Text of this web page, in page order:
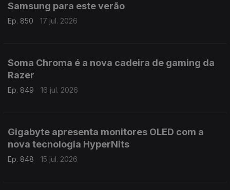
Samsung para este verão
Ep. 850 17 jul. 2026
Soma Chroma é a nova cadeira de gaming da
Razer
Ep. 849 16 jul. 2026
Gigabyte apresenta monitores OLED com a
nova tecnologia HyperNits
Ep. 848 15 jul. 2026